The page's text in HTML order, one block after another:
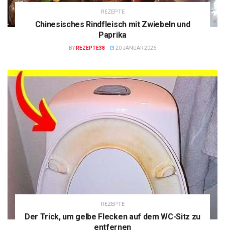
REZEPTE
Chinesisches Rindfleisch mit Zwiebeln und
Paprika
BY REZEPTE38 20 JANUAR 2026
REZEPTE
Der Trick, um gelbe Flecken auf dem WC-Sitz zu
entfernen